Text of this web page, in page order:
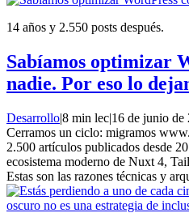
14 años y 2.550 posts después.
Sabíamos optimizar
nadie. Por eso lo
Desarrollo|8 min lec|16 de junio de
Cerramos un ciclo: migramos
2.500 artículos publicados desde
ecosistema moderno de Nuxt 4,
Estas son las razones técnicas y